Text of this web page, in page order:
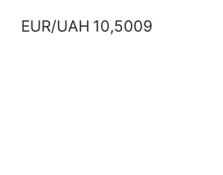
EUR/UAH 10,5009